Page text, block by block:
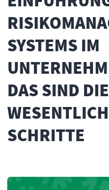
SYSTEMS IM
DAS SIND DIE
SCHRITTE